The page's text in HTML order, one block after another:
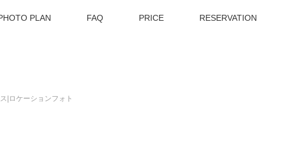
PLAN FAQ PRICE RESERVATION
|ロケーションフォト